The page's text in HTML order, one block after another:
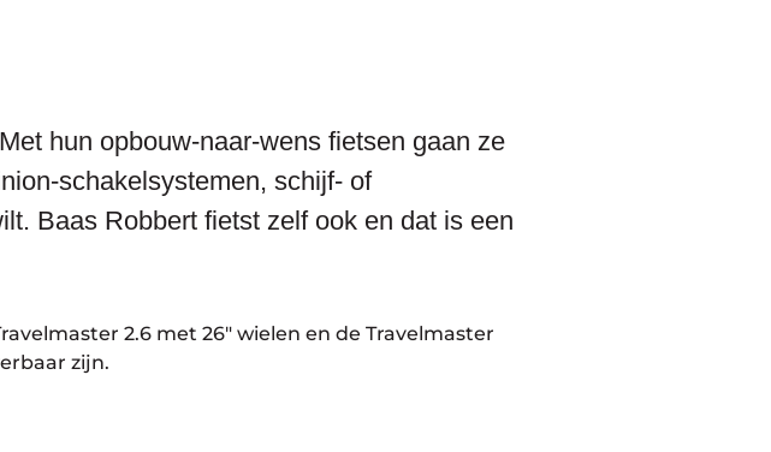
hun opbouw-naar-wens fietsen gaan ze
schakelsystemen, schijf- of
Baas Robbert fietst zelf ook en dat is een
2.6 met 26″ wielen en de Travelmaster
zijn.